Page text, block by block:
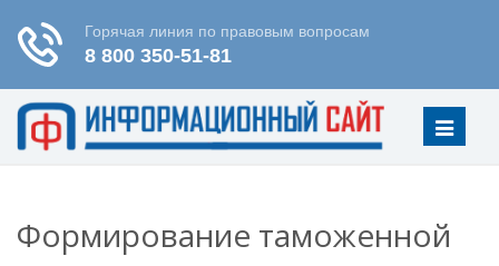
Меню
Формирование таможенной